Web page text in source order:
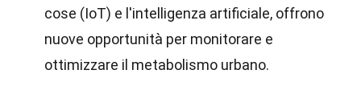
cose (IoT) e l'intelligenza artificiale, offrono
nuove opportunità per monitorare e
ottimizzare il metabolismo urbano.